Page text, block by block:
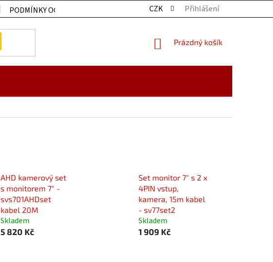
PODMÍNKY OCHRANY OSOBNÍCH ÚDAJŮ KONTAKTY
CZK Přihlášení
NÁKUPNÍ
Prázdný košík
AHD kamerový set
s monitorem 7" -
svs701AHDset
kabel 20M
Skladem
5 820 Kč
Set monitor 7" s 2 x
4PIN vstup,
kamera, 15m kabel
- sv77set2
Skladem
1 909 Kč